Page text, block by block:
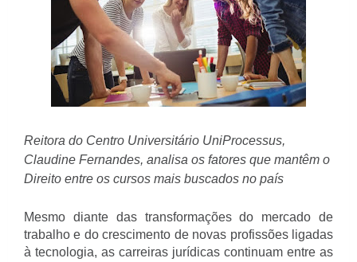
Reitora do Centro Universitário UniProcessus,
Claudine Fernandes, analisa os fatores que mantêm o
Direito entre os cursos mais buscados no país
Mesmo diante das transformações do mercado de
trabalho e do crescimento de novas profissões ligadas
à tecnologia, as carreiras jurídicas continuam entre as